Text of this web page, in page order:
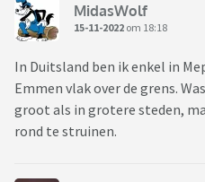
MidasWolf
15-11-2022 om 18:18
In Duitsland ben ik enkel in
Emmen vlak over de grens.
groot als in grotere steden,
rond te struinen.